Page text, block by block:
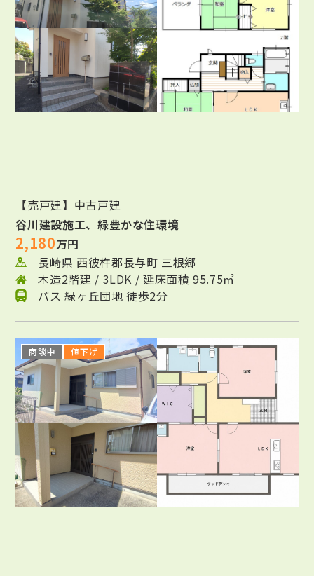
【売戸建】中古戸建
谷川建設施工、緑豊かな住環境
2,180万円
長崎県 西彼杵郡長与町 三根郷
木造2階建 / 3LDK / 延床面積 95.75㎡
バス 緑ヶ丘団地 徒歩2分
商談中 値下げ